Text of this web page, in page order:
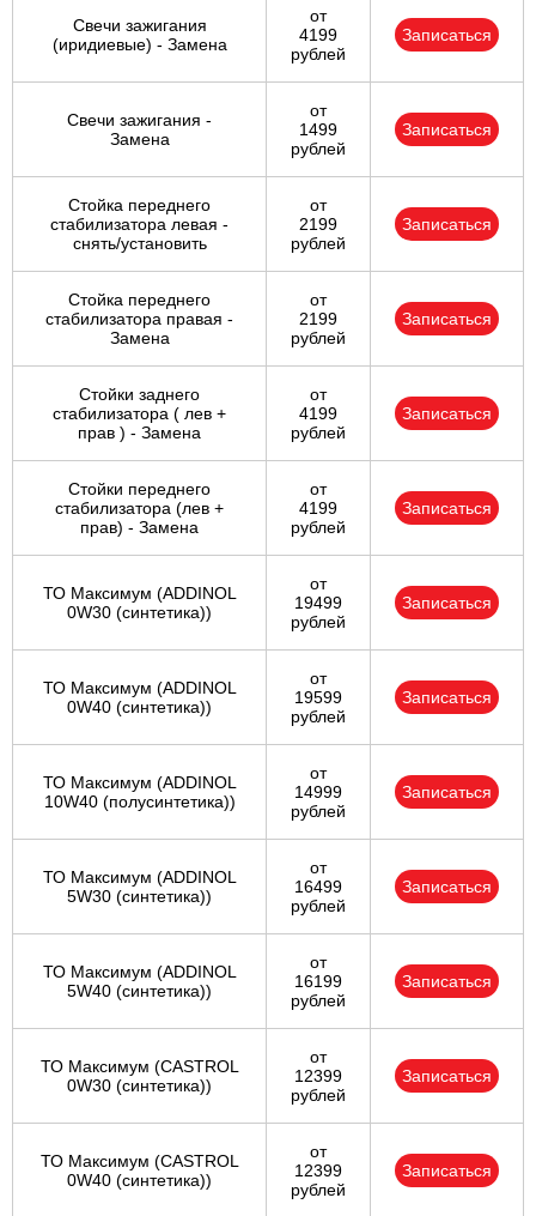
Свечи зажигания
(иридиевые) - Замена
от
4199
рублей
Записаться
Свечи зажигания -
Замена
от
1499
рублей
Записаться
Стойка переднего
стабилизатора левая -
снять/установить
от
2199
рублей
Записаться
Стойка переднего
стабилизатора правая -
Замена
от
2199
рублей
Записаться
Стойки заднего
стабилизатора ( лев +
прав ) - Замена
от
4199
рублей
Записаться
Стойки переднего
стабилизатора (лев +
прав) - Замена
от
4199
рублей
Записаться
ТО Максимум (ADDINOL
0W30 (синтетика))
от
19499
рублей
Записаться
ТО Максимум (ADDINOL
0W40 (синтетика))
от
19599
рублей
Записаться
ТО Максимум (ADDINOL
10W40 (полусинтетика))
от
14999
рублей
Записаться
ТО Максимум (ADDINOL
5W30 (синтетика))
от
16499
рублей
Записаться
ТО Максимум (ADDINOL
5W40 (синтетика))
от
16199
рублей
Записаться
ТО Максимум (CASTROL
0W30 (синтетика))
от
12399
рублей
Записаться
ТО Максимум (CASTROL
0W40 (синтетика))
от
12399
рублей
Записаться